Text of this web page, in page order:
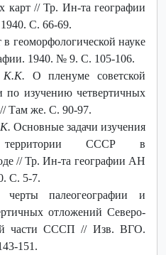
карт // Тр. Ин-та географии
С. 66-69.
в геоморфологической науке
1940. № 9. С. 105-106.
К.К. О пленуме советской
по изучению четвертичных
Там же. С. 90-97.
Основные задачи изучения
территории СССР в
// Тр. Ин-та географии АН
С. 5-7.
палеогеографии и
отложений Северо-
части СССП // Изв. ВГО.
151.